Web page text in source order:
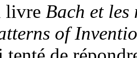
livre Bach et les
of